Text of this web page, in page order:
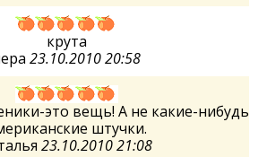
крута
23.10.2010 20:58
это вещь! А не какие-нибудь
штучки.
23.10.2010 21:08